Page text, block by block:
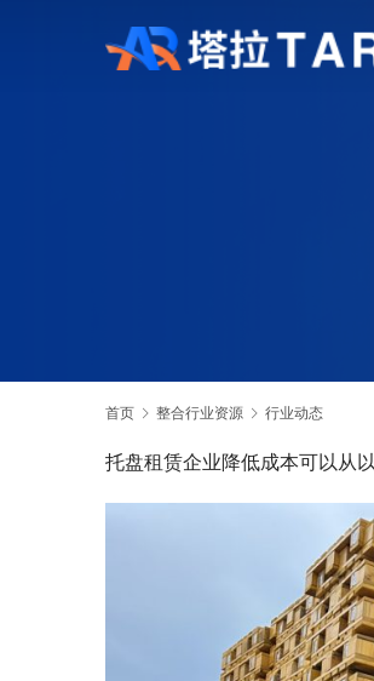
首页 整合行业资源 行业动态
托盘租赁企业降低成本可以从